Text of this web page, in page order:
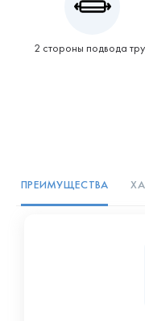
2 стороны подвода
ПРЕИМУЩЕСТВА